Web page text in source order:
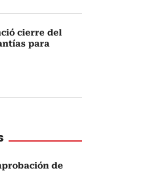
cierre del
para
de